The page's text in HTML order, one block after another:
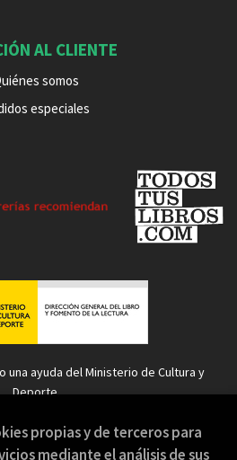
AL CLIENTE
somos
especiales
una ayuda del Ministerio de Cultura y
Deporte.
propias y de terceros para
mediante el análisis de sus